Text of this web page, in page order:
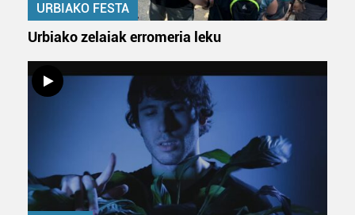
URBIAKO FESTA
Urbiako zelaiak erromeria leku